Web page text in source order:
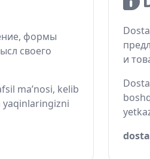
формы
своего
ma’nosi, kelib
yaqinlaringizni
и